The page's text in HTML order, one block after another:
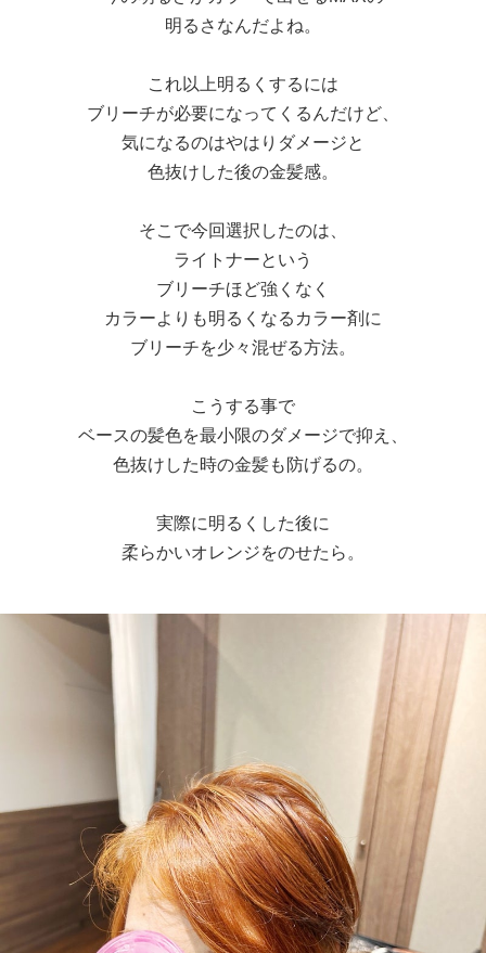
明るさなんだよね。
これ以上明るくするには
ブリーチが必要になってくるんだけど、
気になるのはやはりダメージと
色抜けした後の金髪感。
そこで今回選択したのは、
ライトナーという
ブリーチほど強くなく
カラーよりも明るくなるカラー剤に
ブリーチを少々混ぜる方法。
こうする事で
ベースの髪色を最小限のダメージで抑え、
色抜けした時の金髪も防げるの。
実際に明るくした後に
柔らかいオレンジをのせたら。